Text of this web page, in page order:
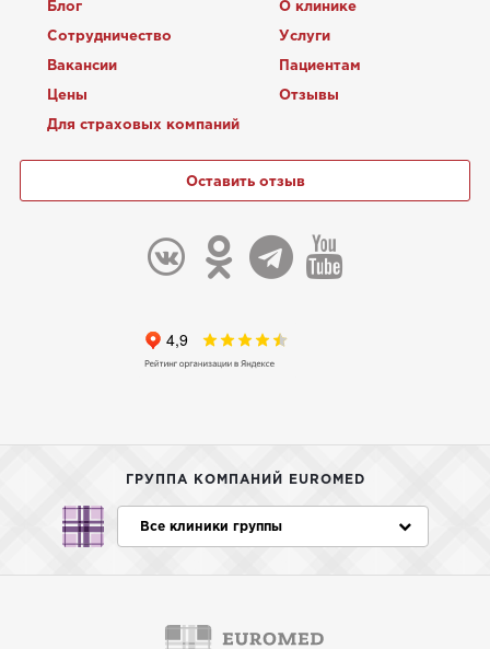
Блог О клинике
Сотрудничество Услуги
Вакансии Пациентам
Цены Отзывы
Для страховых компаний
Оставить отзыв
ГРУППА КОМПАНИЙ EUROMED
Все клиники группы